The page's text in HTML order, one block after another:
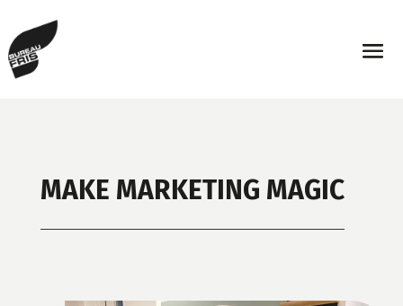
MAKE MARKETING MAGIC